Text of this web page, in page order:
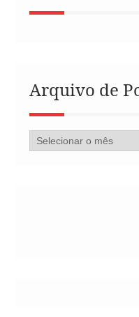
Arquivo de
Arquivo
de